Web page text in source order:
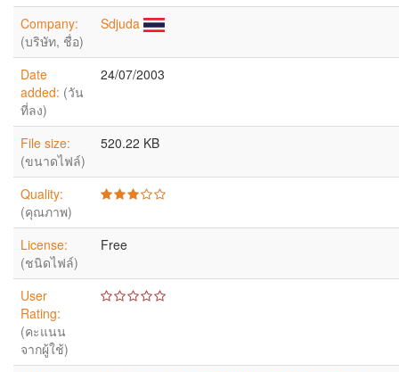
Company:
(บริษัท, ชื่อ)
Sdjuda
Date
added: (วัน
ที่ลง)
24/07/2003
File size:
(ขนาดไฟล์)
520.22 KB
Quality:
(คุณภาพ)
License:
(ชนิดไฟล์)
Free
User
Rating:
(คะแนน
จากผู้ใช้)